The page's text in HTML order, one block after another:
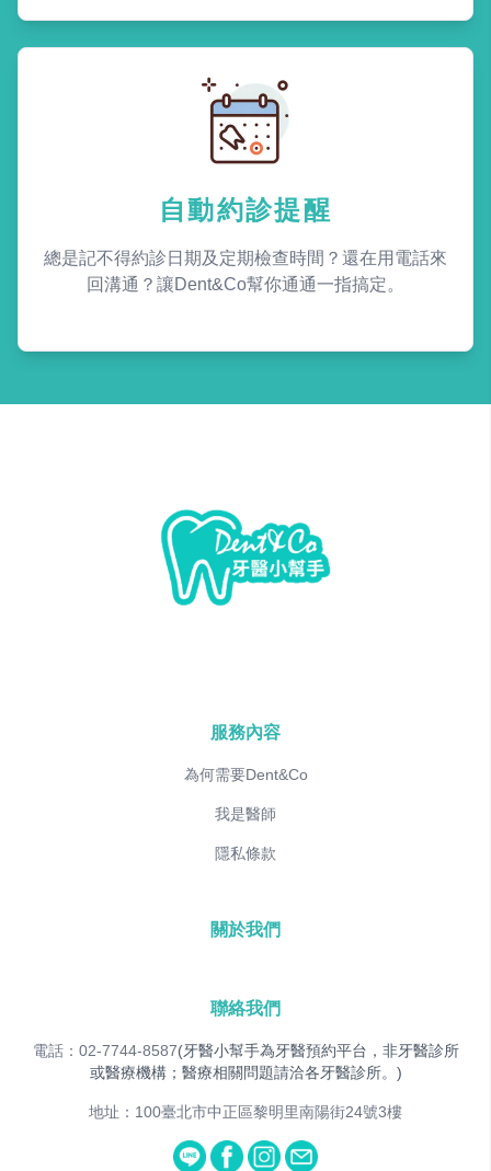
自動約診提醒
總是記不得約診日期及定期檢查時間？還在用電話來
回溝通？讓Dent&Co幫你通通一指搞定。
服務內容
為何需要Dent&Co
我是醫師
隱私條款
關於我們
聯絡我們
電話：02-7744-8587(牙醫小幫手為牙醫預約平台，非牙醫診所
或醫療機構；醫療相關問題請洽各牙醫診所。)
地址：100臺北市中正區黎明里南陽街24號3樓